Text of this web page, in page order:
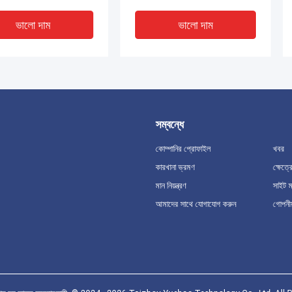
ভালো দাম ভালো দাম
ভালো দাম ভালো দাম
সম্বন্ধে
কোম্পানির প্রোফাইল
কারখানা ভ্রমণ
মান নিয়ন্ত্রণ
আমাদের সাথে যোগাযোগ করুন
খবর
ক্ষেত্রে
সাইট